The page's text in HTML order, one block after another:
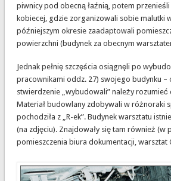
piwnicy pod obecną łaźnią, potem przenieśli
kobiecej, gdzie zorganizowali sobie malutki
późniejszym okresie zaadaptowali
powierzchni (budynek za obecnym
Jednak pełnię szczęścia osiągnęli po
pracownikami oddz. 27) swojego budynku –
stwierdzenie „wybudowali” należy rozumieć
Materiał budowlany zdobywali w różnoraki
pochodziła z „R-ek”. Budynek warsztatu
(na zdjęciu). Znajdowały się tam również (w
pomieszczenia biura dokumentacji, warsztat